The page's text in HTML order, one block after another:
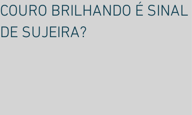
COURO BRILHANDO É SINAL
DE SUJEIRA?